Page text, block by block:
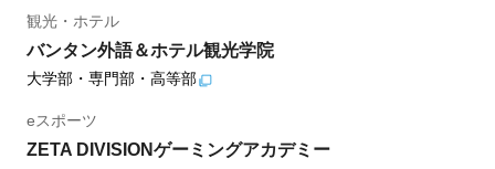
観光・ホテル
バンタン外語＆ホテル観光学院
大学部・専門部・高等部
eスポーツ
ZETA DIVISIONゲーミングアカデミー